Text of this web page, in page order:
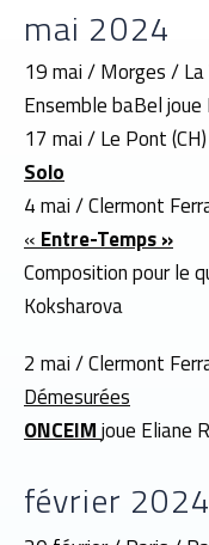
mai 2024
19 mai / Morges /
Ensemble baBel
17 mai / Le Pont
Solo
4 mai / Clermont
« Entre-Temps »
Composition pour le
Koksharova
2 mai / Clermont
Démesurées
ONCEIMjoue Eliane
février 2024